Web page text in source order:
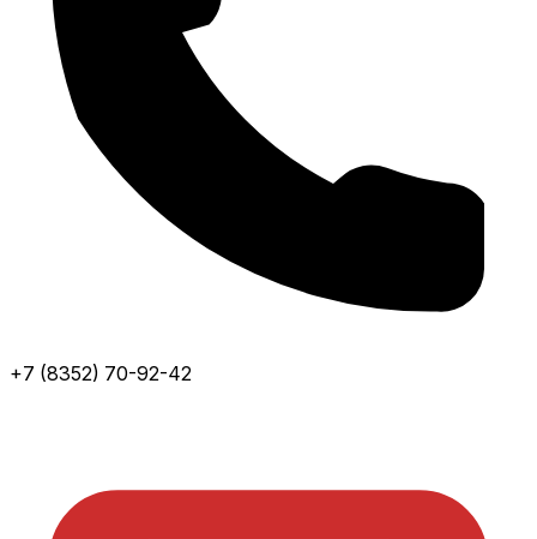
+7 (8352) 70-92-42